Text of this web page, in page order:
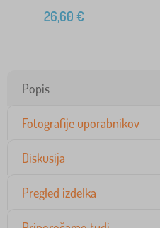
26,60 €
Popis
Fotografije uporabnikov
Diskusija
Pregled izdelka